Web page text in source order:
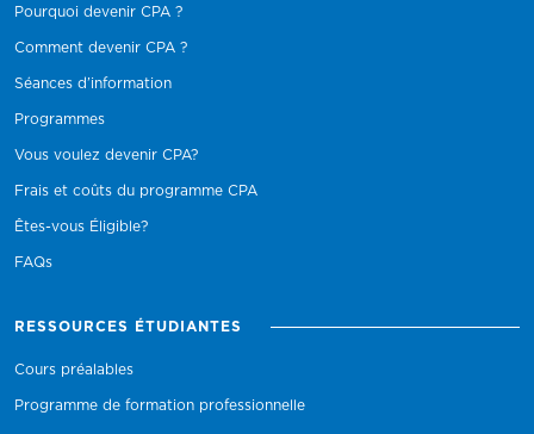
Pourquoi devenir CPA ?
Comment devenir CPA ?
Séances d’information
Programmes
Vous voulez devenir CPA?
Frais et coûts du programme CPA
Êtes-vous Éligible?
FAQs
RESSOURCES ÉTUDIANTES
Cours préalables
Programme de formation professionnelle